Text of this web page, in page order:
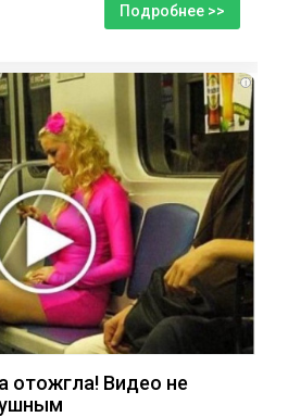
Подробнее >>
i
отожгла! Видео не